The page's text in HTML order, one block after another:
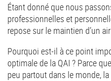
Étant donné que nous
professionnelles et
repose sur le maintien d’un
Pourquoi est-il à ce point
optimale de la QAI ? Parce
peu partout dans le monde,